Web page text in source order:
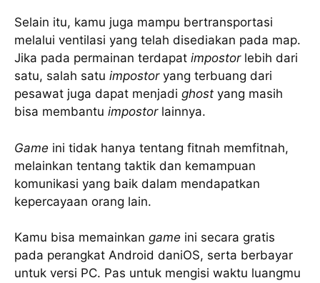
Selain itu, kamu juga mampu bertransportasi
melalui ventilasi yang telah disediakan pada map.
Jika pada permainan terdapat impostorlebih dari
satu, salah satu impostoryang terbuang dari
pesawat juga dapat menjadi ghost yang masih
bisa membantu impostorlainnya.
Game ini tidak hanya tentang fitnah memfitnah,
melainkan tentang taktik dan kemampuan
komunikasi yang baik dalam mendapatkan
kepercayaan orang lain.
Kamu bisa memainkan game ini secara gratis
pada perangkat Android daniOS, serta berbayar
untuk versi PC. Pas untuk mengisi waktu luangmu